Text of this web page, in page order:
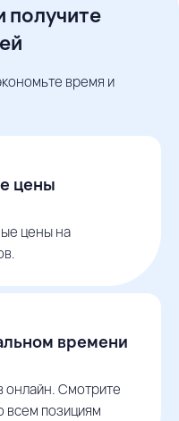
получите
время и
цены
цены на
времени
онлайн. Смотрите
всем позициям